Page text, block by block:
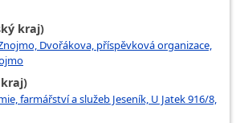
kraj)
Dvořákova, příspěvková organizace,
kraj)
farmářství a služeb Jeseník, U Jatek 916/8,